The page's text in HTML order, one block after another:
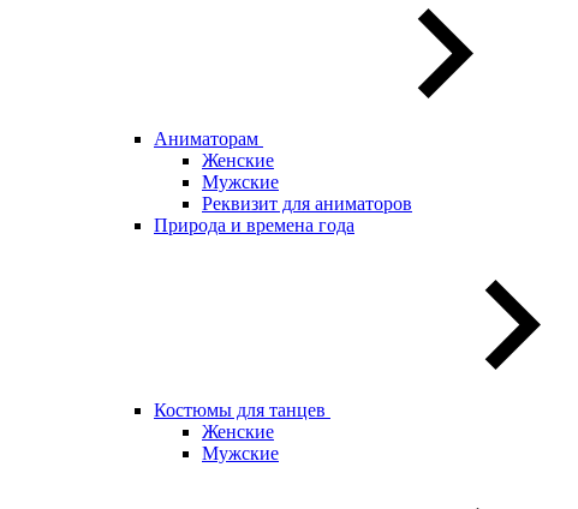
Аниматорам
Женские
Мужские
Реквизит для аниматоров
Природа и времена года
Костюмы для танцев
Женские
Мужские